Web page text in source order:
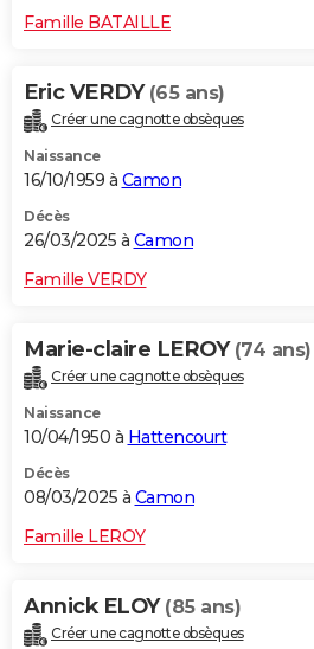
Famille BATAILLE
Eric VERDY (65 ans)
Créer une cagnotte obsèques
Naissance
16/10/1959 à Camon
Décès
26/03/2025 à Camon
Famille VERDY
Marie-claire LEROY (74 ans)
Créer une cagnotte obsèques
Naissance
10/04/1950 à Hattencourt
Décès
08/03/2025 à Camon
Famille LEROY
Annick ELOY (85 ans)
Créer une cagnotte obsèques